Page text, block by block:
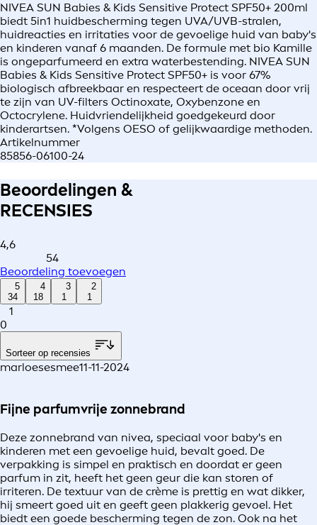
NIVEA SUN Babies & Kids Sensitive Protect SPF50+ 200ml
biedt 5in1 huidbescherming tegen UVA/UVB-stralen,
huidreacties en irritaties voor de gevoelige huid van baby's
en kinderen vanaf 6 maanden. De formule met bio Kamille
is ongeparfumeerd en extra waterbestending. NIVEA SUN
Babies & Kids Sensitive Protect SPF50+ is voor 67%
biologisch afbreekbaar en respecteert de oceaan door vrij
te zijn van UV-filters Octinoxate, Oxybenzone en
Octocrylene. Huidvriendelijkheid goedgekeurd door
kinderartsen. *Volgens OESO of gelijkwaardige methoden.
Artikelnummer
85856-06100-24
Beoordelingen &
RECENSIES
4,6
54
Beoordeling toevoegen
5
34
4
18
3
1
2
1
1
0
Sorteer op recensies
marloesesmee11-11-2024
Fijne parfumvrije zonnebrand
Deze zonnebrand van nivea, speciaal voor baby's en
kinderen met een gevoelige huid, bevalt goed. De
verpakking is simpel en praktisch en doordat er geen
parfum in zit, heeft het geen geur die kan storen of
irriteren. De textuur van de crème is prettig en wat dikker,
hij smeert goed uit en geeft geen plakkerig gevoel. Het
biedt een goede bescherming tegen de zon. Ook na het